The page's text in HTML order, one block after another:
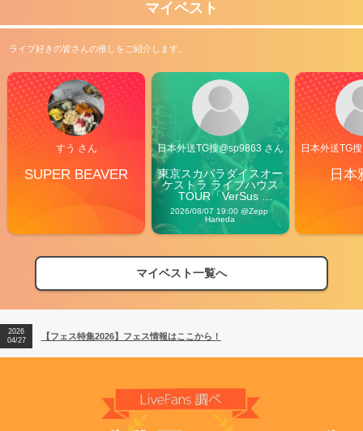
マイベスト
ライブ好きの皆さんの推しをご紹介します。
すう さん
SUPER BEAVER
日本外送TG搜@sp9863 さん
東京スカパラダイスオー
ケストラ ライブハウス
TOUR「VerSus
Carnival」
2026/08/07 19:00 @Zepp
Haneda
日本外送TG
日本
マイベスト一覧へ
【フェス特集2026】フェス情報はここから！
【ライブ動員ランキング】2026年上半期編発表！
2026
04/27
【フェス特集2026】フェス情報はここから！
2026